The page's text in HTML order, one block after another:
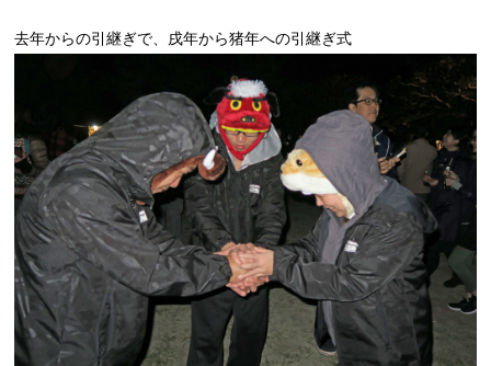
去年からの引継ぎで、戌年から猪年への引継ぎ式